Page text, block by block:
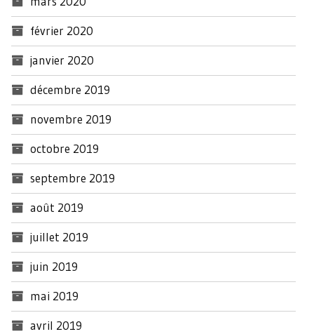
février 2020
janvier 2020
décembre 2019
novembre 2019
octobre 2019
septembre 2019
août 2019
juillet 2019
juin 2019
mai 2019
avril 2019